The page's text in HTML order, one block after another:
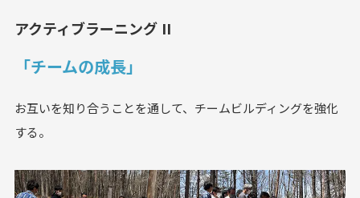
アクティブラーニング II
「チームの成⻑」
お互いを知り合うことを通して、チームビルディングを強化
する。